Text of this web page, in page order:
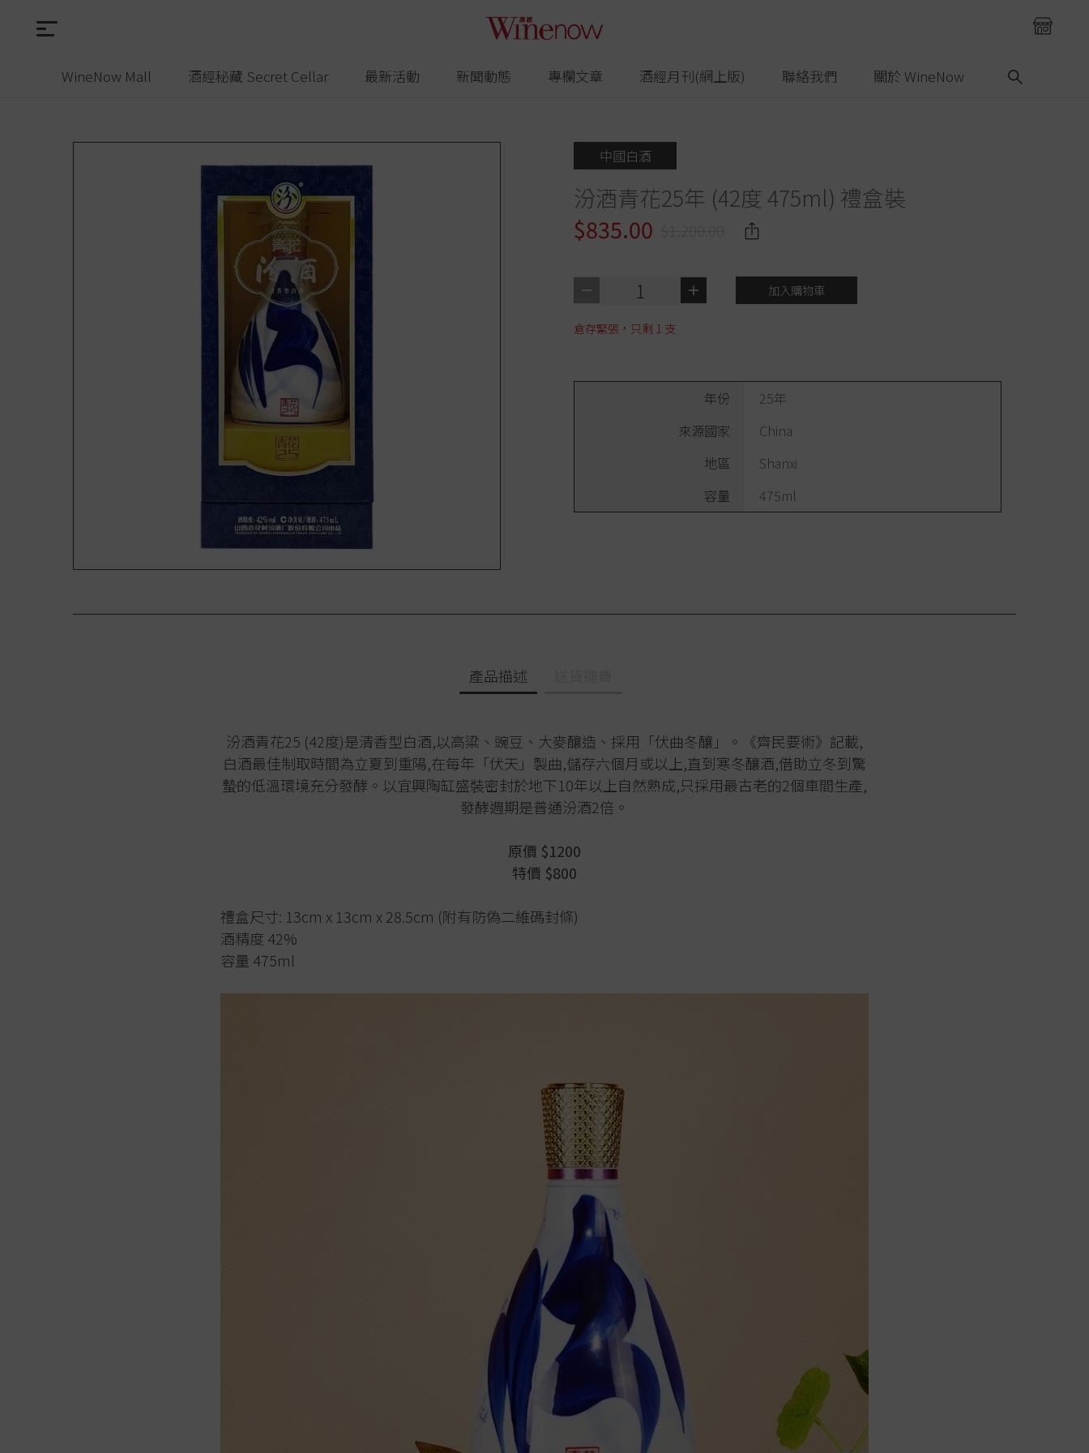
WineNow Mall 酒經秘藏 Secret Cellar 最新活動 新聞動態 專欄文章 酒經月刊(網上版) 聯絡我們 關於 WineNow
中國白酒
汾酒青花25年 (42度 475ml) 禮盒裝
$835.00
1 加入購物車
倉存緊張，只剩 1 支
年份
25年
來源國家
China
地區
Shanxi
容量
475ml
產品描述
汾酒青花25 (42度)是清香型白酒,以高粱、豌豆、大麥釀造、 採用「伏曲冬釀」。《齊民要術》記載,
白酒最佳制取時間為立夏到重陽,在每年「伏天」製曲,儲存六個月或以上,直到寒冬釀酒,借助立冬到驚
蟄的低溫環境充分發酵。以宜興陶缸盛裝密封於地下10年以上自然熟成,只採用最古老的2個車間生產,
發酵週期是普通汾酒2倍。
原價 $1200
特價 $800
禮盒尺寸: 13cm x 13cm x 28.5cm (附有防偽二維碼封條)
酒精度 42%
容量 475ml